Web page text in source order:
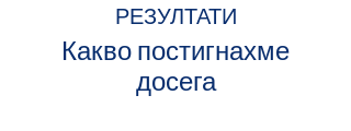
РЕЗУЛТАТИ
Какво постигнахме
досега